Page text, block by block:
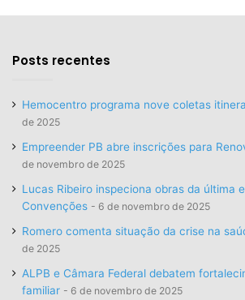
Posts recentes
Hemocentro programa nove coletas
de 2025
Empreender PB abre inscrições para
de novembro de 2025
Lucas Ribeiro inspeciona obras da última
Convenções
6 de novembro de 2025
Romero comenta situação da crise na
de 2025
ALPB e Câmara Federal debatem
familiar
6 de novembro de 2025